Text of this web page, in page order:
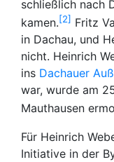
schließlich nach
kamen. 2
Fritz
in Dachau, und
nicht. Heinrich
ins Dachauer
war, wurde am
Mauthausen
Für Heinrich
Initiative in der